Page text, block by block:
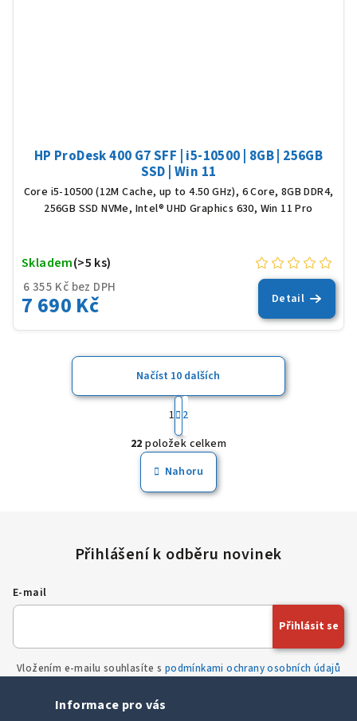
HP ProDesk 400 G7 SFF | i5-10500 | 8GB | 256GB
SSD | Win 11
Core i5-10500 (12M Cache, up to 4.50 GHz), 6 Core, 8GB DDR4,
256GB SSD NVMe, Intel® UHD Graphics 630, Win 11 Pro
6 355 Kč bez DPH
7 690 Kč
Skladem(>5 ks)
Detail
O
v
l
á
í
y
v
Načíst 10 dalších
S
t
r
á
n
k
o
í
1 2
22 položek celkem
Nahoru
E-mail
Vložením e-mailu souhlasíte s podmínkami ochrany osobních údajů
Přihlásit se
Informace pro vás